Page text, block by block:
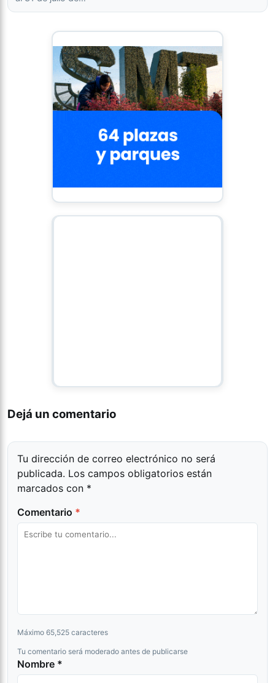
Dejá un comentario
Tu dirección de correo electrónico no será
publicada. Los campos obligatorios están
marcados con *
Comentario *
Máximo 65,525 caracteres
Tu comentario será moderado antes de publicarse
Nombre *